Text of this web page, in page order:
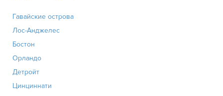
Гавайские острова
Лос-Анджелес
Бостон
Орландо
Детройт
Цинциннати